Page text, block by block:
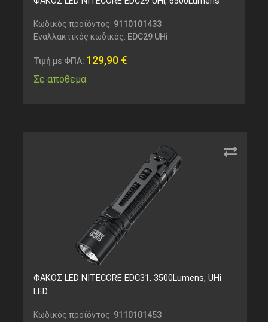
Κωδικός προϊόντος: 9110101433
Εναλλακτικός κωδικός: EDC29 UHi
Τιμή με ΦΠΑ: 129,90 €
Σε απόθεμα
ΦΑΚΟΣ LED NITECORE EDC31, 3500Lumens, UHi
LED
Κωδικός προϊόντος: 9110101453